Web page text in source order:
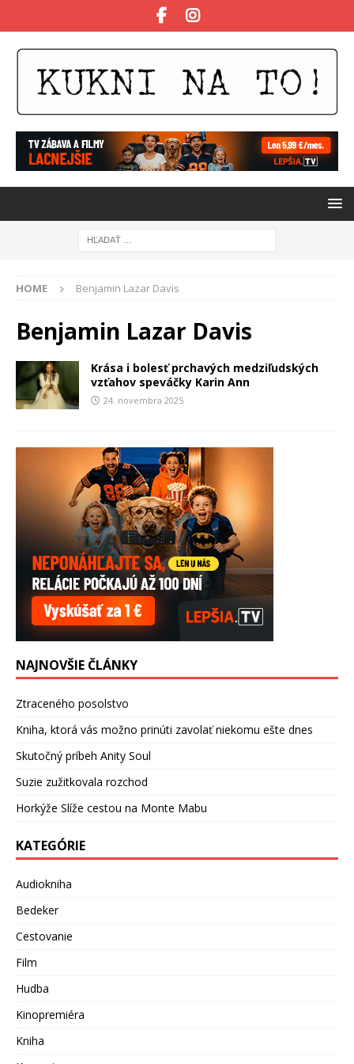
HOME Benjamin Lazar Davis
Benjamin Lazar Davis
Krása i bolesť prchavých medziľudských
vzťahov speváčky Karin Ann
24. novembra 2025
NAJNOVŠIE ČLÁNKY
Ztraceného posolstvo
Kniha, ktorá vás možno prinúti zavolať niekomu ešte dnes
Skutočný príbeh Anity Soul
Suzie zužitkovala rozchod
Horkýže Slíže cestou na Monte Mabu
KATEGÓRIE
Audiokniha
Bedeker
Cestovanie
Film
Hudba
Kinopremiéra
Kniha